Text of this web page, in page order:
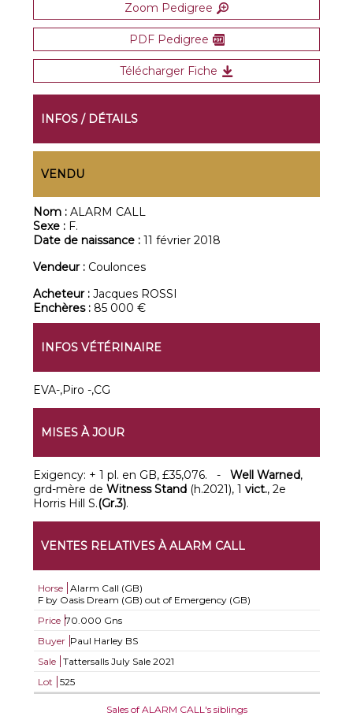
Zoom Pedigree
PDF Pedigree
Télécharger Fiche
INFOS / DÉTAILS
VENDU
Nom :ALARM CALL
Sexe : F.
Date de naissance :11 février 2018
Vendeur : Coulonces
Acheteur :Jacques ROSSI
Enchères : 85 000 €
INFOS VÉTÉRINAIRE
EVA-,Piro -,CG
MISES À JOUR
Exigency: + 1 pl. en GB, £35,076. -Well Warned,
grd-mère deWitness Stand (h.2021), 1vict., 2e
Horris Hill S.(Gr.3).
VENTES RELATIVES À ALARM CALL
Horse
Alarm Call (GB)
F by Oasis Dream (GB) out of Emergency (GB)
Price 70.000 Gns
Buyer Paul Harley BS
Sale
Tattersalls July Sale 2021
Lot
525
Sales of ALARM CALL's siblings